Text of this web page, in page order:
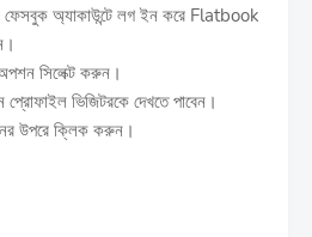
ফেসবুক অ্যাকাউন্টে লগ ইন করে Flatbook
সিলেক্ট করুন।
ভিজিটরকে দেখতে পাবেন।
উপরে ক্লিক করুন।